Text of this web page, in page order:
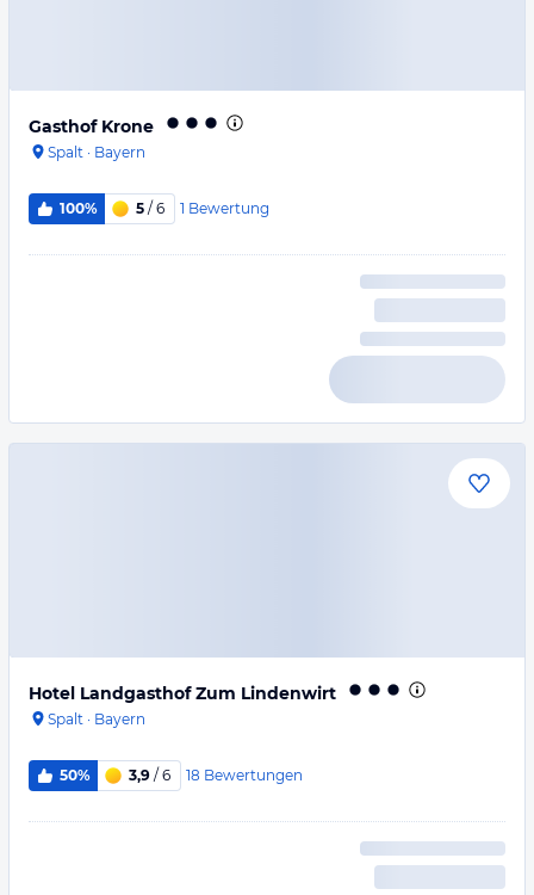
Gasthof Krone
Spalt · Bayern
100% 5 / 6 1 Bewertung
Hotel Landgasthof Zum Lindenwirt
Spalt · Bayern
50% 3,9 / 6 18 Bewertungen